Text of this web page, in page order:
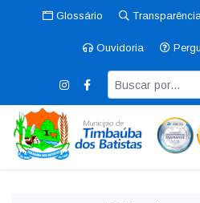
Glossário
Ouvidoria